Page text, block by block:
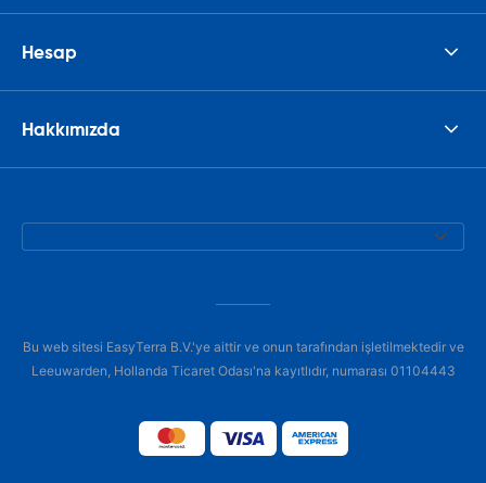
Hesap
Hakkımızda
Bu web sitesi EasyTerra B.V.'ye aittir ve onun tarafından işletilmektedir ve
Leeuwarden, Hollanda Ticaret Odası'na kayıtlıdır, numarası 01104443